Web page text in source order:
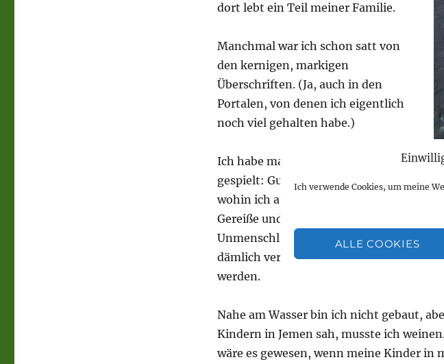
Ich verwende Cookies, um meine
ALLE COOKIES
dort lebt ein Teil meiner Familie.
Manchmal war ich schon satt von
den kernigen, markigen
Überschriften. (Ja, auch in den
Portalen, von denen ich eigentlich
noch viel gehalten habe.)
Ich habe mal wieder mein altes Spiel
gespielt: Gudrun wandert aus. Tja,
wohin ich auch geschaut habe, überall
Gereiße und Gezerre, Uneinigkeiten,
Unmenschliches. Ja, und auch Kriege, an
dämlich verdienen und viele, viele
werden.
Nahe am Wasser bin ich nicht gebaut,
Kindern in Jemen sah, musste ich
wäre es gewesen, wenn meine Kinder in